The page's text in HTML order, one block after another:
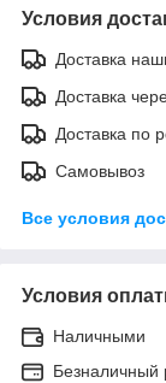
Условия
Доставка
Доставка
Доставка по
Самовывоз
Все условия
Условия
Наличными
Безналичный